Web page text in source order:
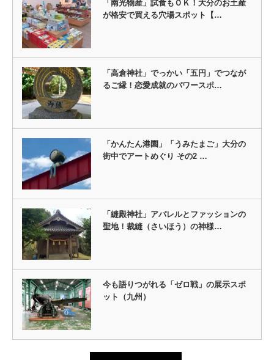
「南光物産」試食もＯＫ！大分のお土産
が格安で買える穴場スポット【…
「高倉神社」でっかい「五円」でつなが
るご縁！恋愛成就のパワースポ…
「かんたん港園」「うみたまご」大分の
街中でアートめぐり その2 …
「縫殿神社」アパレルとファッションの
聖地！裁縫（さいほう）の神様…
今も語りつがれる「ゼロ戦」の展示スポ
ット（九州）